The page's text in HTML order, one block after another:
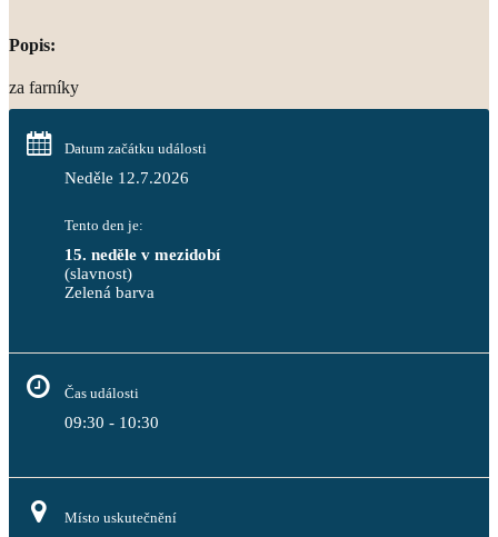
Popis:
za farníky
Datum začátku události
Neděle 12.7.2026
Tento den je:
15. neděle v mezidobí
(slavnost)
Zelená barva
Čas události
09:30 - 10:30
Místo uskutečnění